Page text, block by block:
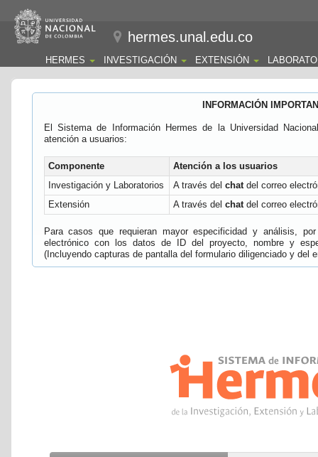
hermes.unal.edu.co
HERMES INVESTIGACIÓN EXTENSIÓN
INFORMACIÓN
El Sistema de Información Hermes de la Universidad
atención a usuarios:
Componente
Atención a los usuarios
Investigación y Laboratorios
A través del chatdel correo
Extensión
A través del chatdel correo
Para casos que requieran mayor especificidad y análisis,
electrónico con los datos de ID del proyecto, nombre y
(Incluyendo capturas de pantalla del formulario diligenciado y del